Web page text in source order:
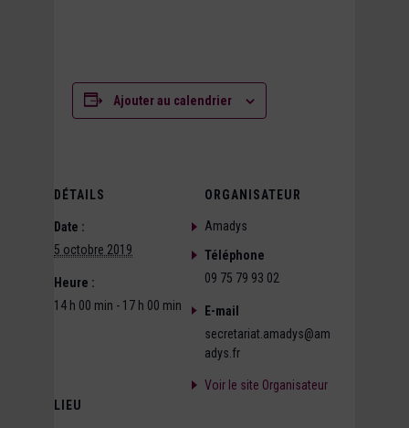
Ajouter au calendrier
DÉTAILS
Date :
5 octobre 2019
Heure :
14 h 00 min - 17 h 00 min
LIEU
ORGANISATEUR
Amadys
Téléphone
09 75 79 93 02
E-mail
secretariat.amadys@am
adys.fr
Voir le site Organisateur